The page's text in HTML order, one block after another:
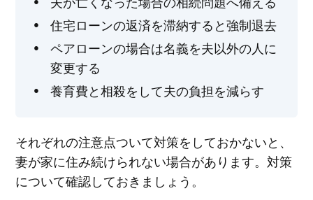
住宅ローンの返済を滞納すると強制退去
ペアローンの場合は名義を夫以外の人に
変更する
養育費と相殺をして夫の負担を減らす
それぞれの注意点ついて対策をしておかないと、
妻が家に住み続けられない場合があります。対策
について確認しておきましょう。